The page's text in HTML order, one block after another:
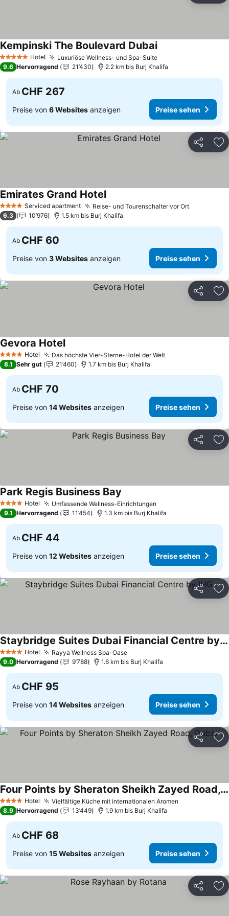
5 Sterne Hotel Luxuriöse Wellness- und Spa-Suite
Kempinski The Boulevard Dubai
9.6 Hervorragend 21’430 2.2 km bis Burj Khalifa
Ab CHF 267
Preise von 6 Websites anzeigen Preise sehen
Teilen
4 Sterne Serviced apartment Reise- und Tourenschalter vor Ort
Emirates Grand Hotel
6.3 10’976 1.5 km bis Burj Khalifa
Ab CHF 60
Preise von 3 Websites anzeigen Preise sehen
Teilen
4 Sterne Hotel Das höchste Vier-Sterne-Hotel der Welt
Gevora Hotel
8.1 Sehr gut 21’460 1.7 km bis Burj Khalifa
Ab CHF 70
Preise von 14 Websites anzeigen Preise sehen
Teilen
4 Sterne Hotel Umfassende Wellness-Einrichtungen
Park Regis Business Bay
9.1 Hervorragend 11’454 1.3 km bis Burj Khalifa
Ab CHF 44
Preise von 12 Websites anzeigen Preise sehen
Teilen
4 Sterne Hotel Rayya Wellness Spa-Oase
Staybridge Suites Dubai Financial Centre by IHG
9.0 Hervorragend 9’788 1.6 km bis Burj Khalifa
Ab CHF 95
Preise von 14 Websites anzeigen Preise sehen
Teilen
4 Sterne Hotel Vielfältige Küche mit internationalen Aromen
Four Points by Sheraton Sheikh Zayed Road, Dubai
8.9 Hervorragend 13’449 1.9 km bis Burj Khalifa
Ab CHF 68
Preise von 15 Websites anzeigen Preise sehen
Teilen